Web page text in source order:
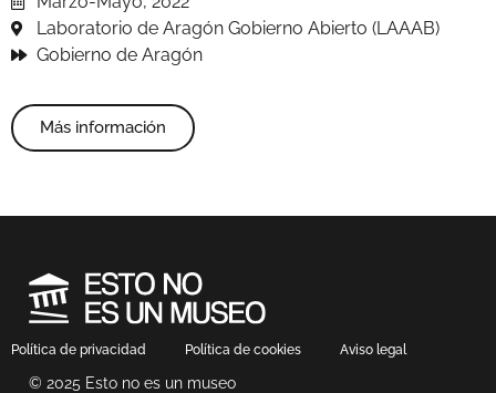
Laboratorio de Aragón Gobierno Abierto (LAAAB)
Gobierno de Aragón
Más información
Política de privacidad Política de cookies Aviso legal
© 2025 Esto no es un museo